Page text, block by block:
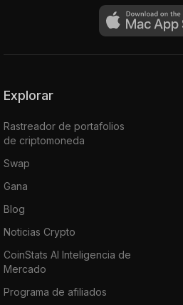
Explorar
Rastreador de portafolios
de criptomoneda
Swap
Gana
Blog
Noticias Crypto
CoinStats AI Inteligencia de
Mercado
Programa de afiliados